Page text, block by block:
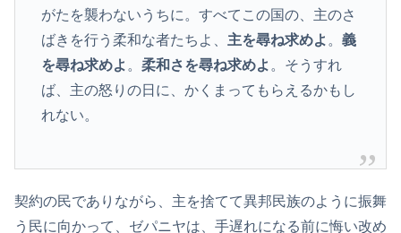
がたを襲わないうちに。すべてこの国の、主のさ
ばきを行う柔和な者たちよ、 主を尋ね求めよ 。 義
を尋ね求めよ 。 柔和さを尋ね求めよ 。そうすれ
ば、主の怒りの日に、かくまってもらえるかもし
れない。
契約の民でありながら、主を捨てて異邦民族のように振舞
う民に向かって、ゼパニヤは、手遅れになる前に悔い改め